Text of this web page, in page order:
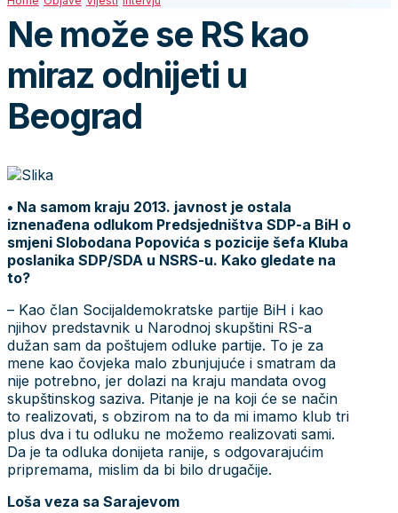
Ne može se RS kao
miraz odnijeti u
Beograd
• Na samom kraju 2013. javnost je ostala
iznenađena odlukom Predsjedništva SDP-a BiH o
smjeni Slobodana Popovića s pozicije šefa Kluba
poslanika SDP/SDA u NSRS-u. Kako gledate na
to?
– Kao član Socijaldemokratske partije BiH i kao
njihov predstavnik u Narodnoj skupštini RS-a
dužan sam da poštujem odluke partije. To je za
mene kao čovjeka malo zbunjujuće i smatram da
nije potrebno, jer dolazi na kraju mandata ovog
skupštinskog saziva. Pitanje je na koji će se način
to realizovati, s obzirom na to da mi imamo klub tri
plus dva i tu odluku ne možemo realizovati sami.
Da je ta odluka donijeta ranije, s odgovarajućim
pripremama, mislim da bi bilo drugačije.
Loša veza sa Sarajevom